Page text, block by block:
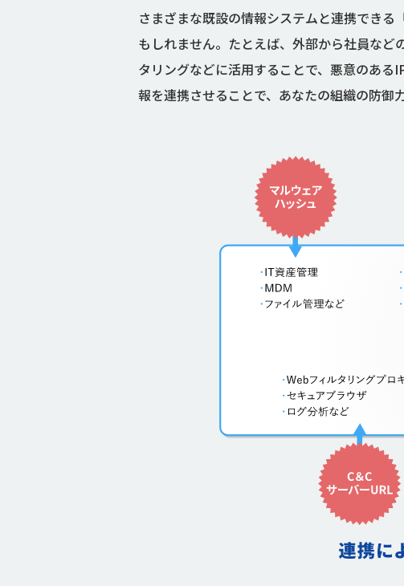
さまざまな既設の情報システムと連携でき
もしれません。たとえば、外部から社員な
タリングなどに活用することで、悪意のあ
報を連携させることで、あなたの組織の防御